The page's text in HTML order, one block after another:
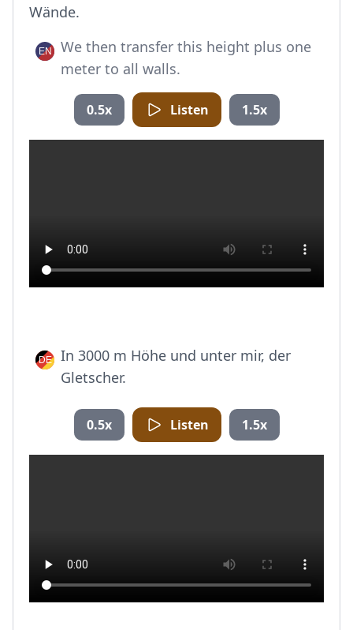
Wände.
We then transfer this height plus one
meter to all walls.
0.5x Listen 1.5x
In 3000 m Höhe und unter mir, der
Gletscher.
0.5x Listen 1.5x